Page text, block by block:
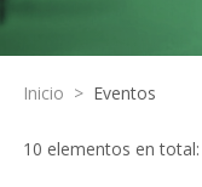
Inicio > Eventos
10 elementos en total: